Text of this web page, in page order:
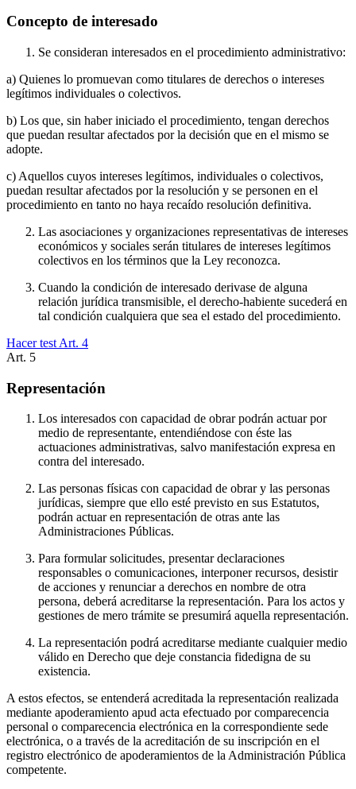
Concepto de interesado
Se consideran interesados en el procedimiento administrativo:
a) Quienes lo promuevan como titulares de derechos o intereses
legítimos individuales o colectivos.
b) Los que, sin haber iniciado el procedimiento, tengan derechos
que puedan resultar afectados por la decisión que en el mismo se
adopte.
c) Aquellos cuyos intereses legítimos, individuales o colectivos,
puedan resultar afectados por la resolución y se personen en el
procedimiento en tanto no haya recaído resolución definitiva.
Las asociaciones y organizaciones representativas de intereses
económicos y sociales serán titulares de intereses legítimos
colectivos en los términos que la Ley reconozca.
Cuando la condición de interesado derivase de alguna
relación jurídica transmisible, el derecho-habiente sucederá en
tal condición cualquiera que sea el estado del procedimiento.
Hacer test Art. 4
Art. 5
Representación
Los interesados con capacidad de obrar podrán actuar por
medio de representante, entendiéndose con éste las
actuaciones administrativas, salvo manifestación expresa en
contra del interesado.
Las personas físicas con capacidad de obrar y las personas
jurídicas, siempre que ello esté previsto en sus Estatutos,
podrán actuar en representación de otras ante las
Administraciones Públicas.
Para formular solicitudes, presentar declaraciones
responsables o comunicaciones, interponer recursos, desistir
de acciones y renunciar a derechos en nombre de otra
persona, deberá acreditarse la representación. Para los actos y
gestiones de mero trámite se presumirá aquella representación.
La representación podrá acreditarse mediante cualquier medio
válido en Derecho que deje constancia fidedigna de su
existencia.
A estos efectos, se entenderá acreditada la representación realizada
mediante apoderamiento apud acta efectuado por comparecencia
personal o comparecencia electrónica en la correspondiente sede
electrónica, o a través de la acreditación de su inscripción en el
registro electrónico de apoderamientos de la Administración Pública
competente.